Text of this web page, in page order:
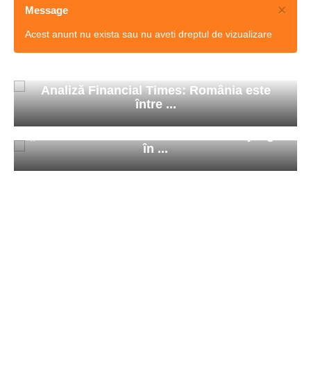
×
Message
Acest anunt nu exista sau nu aveti dreptul de vizualizare
Analiză Financial Times: România este
între ...
în ...